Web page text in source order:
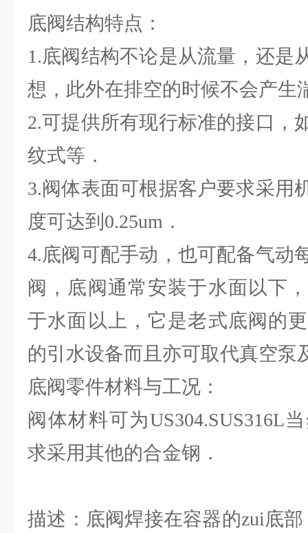
底阀结构特点：
1.底阀结构不论是从流量，还是
想，此外在排空的时候不会产生
2.可提供所有现行标准的接口，
纹式等．
3.阀体表面可根据客户要求采用
度可达到0.25um．
4.底阀可配手动，也可配备气动
阀，底阀通常安装于水面以下
于水面以上，它是老式底阀的
的引水设备而且亦可取代真空泵
底阀零件材料与工况：
阀体材料可为US304.SUS316L
求采用其他的合金钢．
描述：底阀焊接在容器的zui底